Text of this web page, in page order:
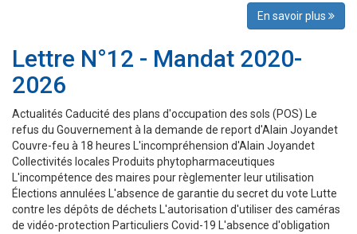
En savoir plus
Lettre N°12 - Mandat 2020-
2026
Actualités Caducité des plans d'occupation des sols (POS) Le
refus du Gouvernement à la demande de report d'Alain Joyandet
Couvre-feu à 18 heures L'incompréhension d'Alain Joyandet
Collectivités locales Produits phytopharmaceutiques
L'incompétence des maires pour règlementer leur utilisation
Élections annulées L'absence de garantie du secret du vote Lutte
contre les dépôts de déchets L'autorisation d'utiliser des caméras
de vidéo-protection Particuliers Covid-19 L'absence d'obligation